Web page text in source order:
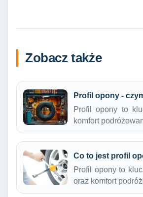
Zobacz także
Profil opony -
Profil opony to
komfort
Co to jest profil
Profil opony to
oraz komfort